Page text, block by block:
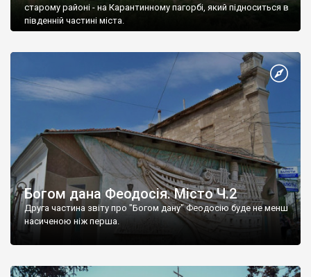
старому районі - на Карантинному пагорбі, який підноситься в
південній частині міста.
Богом дана Феодосія. Місто Ч.2
Друга частина звіту про "Богом дану" Феодосію буде не менш
насиченою ніж перша.